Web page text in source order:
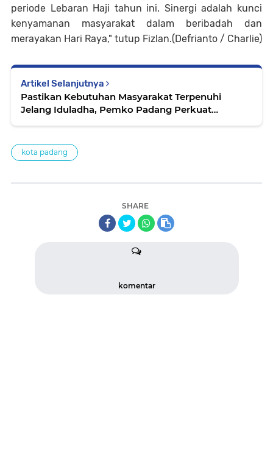
periode Lebaran Haji tahun ini. Sinergi adalah kunci
kenyamanan masyarakat dalam beribadah dan
merayakan Hari Raya," tutup Fizlan.(Defrianto / Charlie)
Artikel Selanjutnya
Pastikan Kebutuhan Masyarakat Terpenuhi
Jelang Iduladha, Pemko Padang Perkuat
kota padang
SHARE
komentar